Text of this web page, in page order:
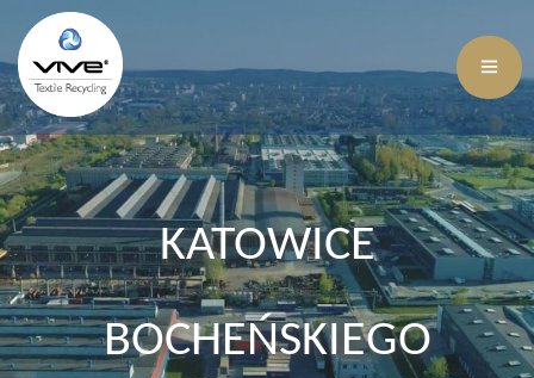
KATOWICE
BOCHEŃSKIEGO